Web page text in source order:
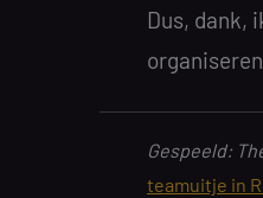
Dus, dank,
Gespeeld:
teamuitje in